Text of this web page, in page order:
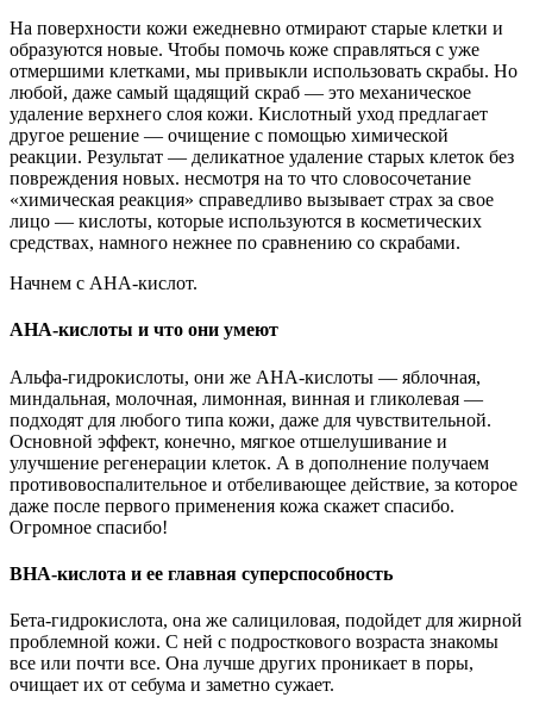
На поверхности кожи ежедневно отмирают старые клетки и
образуются новые. Чтобы помочь коже справляться с уже
отмершими клетками, мы привыкли использовать скрабы. Но
любой, даже самый щадящий скраб — это механическое
удаление верхнего слоя кожи. Кислотный уход предлагает
другое решение — очищение с помощью химической
реакции. Результат — деликатное удаление старых клеток без
повреждения новых. несмотря на то что словосочетание
«химическая реакция» справедливо вызывает страх за свое
лицо — кислоты, которые используются в косметических
средствах, намного нежнее по сравнению со скрабами.
Начнем с AHA-кислот.
AHA-кислоты и что они умеют
Альфа-гидрокислоты, они же AHA-кислоты — яблочная,
миндальная, молочная, лимонная, винная и гликолевая —
подходят для любого типа кожи, даже для чувствительной.
Основной эффект, конечно, мягкое отшелушивание и
улучшение регенерации клеток. А в дополнение получаем
противовоспалительное и отбеливающее действие, за которое
даже после первого применения кожа скажет спасибо.
Огромное спасибо!
BHA-кислота и ее главная суперспособность
Бета-гидрокислота, она же салициловая, подойдет для жирной
проблемной кожи. С ней с подросткового возраста знакомы
все или почти все. Она лучше других проникает в поры,
очищает их от себума и заметно сужает.